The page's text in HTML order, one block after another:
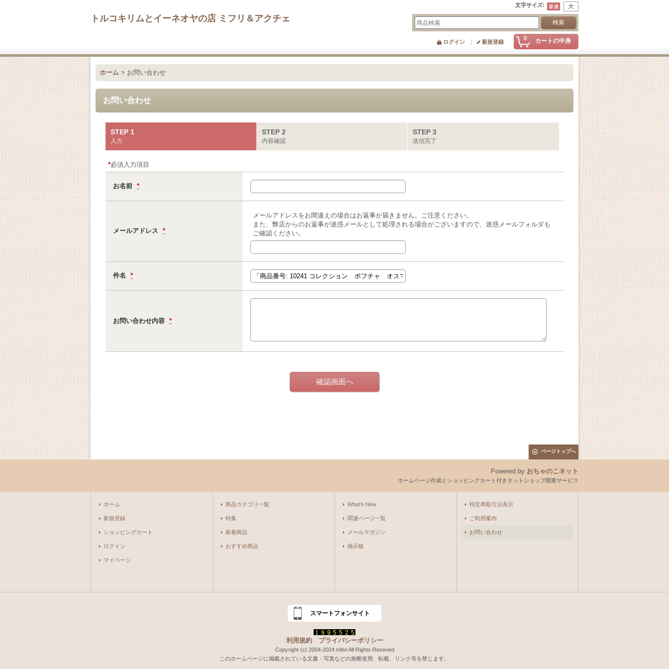
文字サイズ:
トルコキリムとイーネオヤの店 ミフリ＆アクチェ
0 カートの中身
ログイン 新規登録
ホーム > お問い合わせ
お問い合わせ
STEP 1
入力
STEP 2
内容確認
STEP 3
送信完了
*必須入力項目
お名前 *
メールアドレス *
メールアドレスをお間違えの場合はお返事が届きません。ご注意ください。
また、弊店からのお返事が迷惑メールとして処理される場合がございますので、迷惑メールフォルダも
ご確認ください。
件名 *
お問い合わせ内容 *
ページトップへ
Powered by おちゃのこネット
ホームページ作成とショッピングカート付きネットショップ開業サービス
ホーム
新規登録
ショッピングカート
ログイン
マイページ
商品カテゴリ一覧
特集
新着商品
おすすめ商品
What's New
関連ページ一覧
メールマガジン
掲示板
特定商取引法表示
ご利用案内
お問い合わせ
スマートフォンサイト
利用規約 プライバシーポリシー
Copyright (c) 2004-2024 mihri All Rights Reseved
このホームページに掲載されている文書・写真などの無断使用、転載、リンク等を禁じます。